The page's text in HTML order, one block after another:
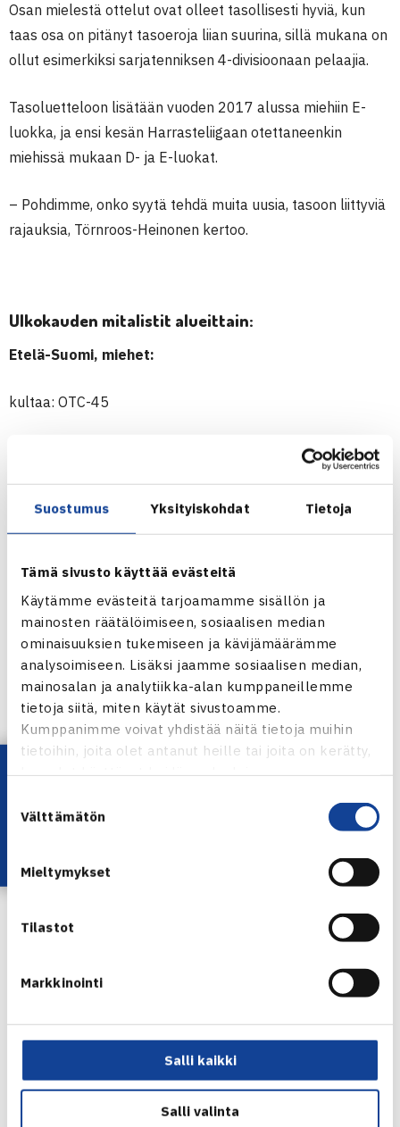
Suostumus Yksityiskohdat Tietoja
Tämä sivusto käyttää evästeitä
Käytämme evästeitä tarjoamamme sisällön ja
mainosten räätälöimiseen, sosiaalisen median
ominaisuuksien tukemiseen ja kävijämäärämme
analysoimiseen. Lisäksi jaamme sosiaalisen median,
mainosalan ja analytiikka-alan kumppaneillemme
tietoja siitä, miten käytät sivustoamme.
Kumppanimme voivat yhdistää näitä tietoja muihin
tietoihin, joita olet antanut heille tai joita on kerätty,
kun olet käyttänyt heidän palvelujaan.
valinta
Välttämätön
Mieltymykset
Tilastot
Markkinointi
Salli kaikki
Salli valinta
Osan mielestä ottelut ovat olleet tasollisesti hyviä, kun
taas osa on pitänyt tasoeroja liian suurina, sillä mukana on
ollut esimerkiksi sarjatenniksen 4-divisioonaan pelaajia.
Tasoluetteloon lisätään vuoden 2017 alussa miehiin E-
luokka, ja ensi kesän Harrasteliigaan otettaneenkin
miehissä mukaan D- ja E-luokat.
– Pohdimme, onko syytä tehdä muita uusia, tasoon liittyviä
rajauksia, Törnroos-Heinonen kertoo.
Ulkokauden mitalistit alueittain:
Etelä-Suomi, miehet:
kultaa: OTC-45
Etelä-Suomi, naiset:
kultaa: HyTS MM
hopeaa: Vete leidit
pronssia: OTC stars
kultaa: Laitila Tennis
hopeaa: KLV
Häme- ja Keski-Suomi:
Kultaa: VT
Lataa OmaTennis!